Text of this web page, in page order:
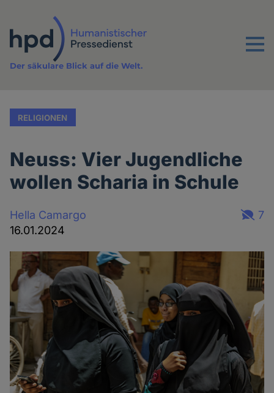
Inhalt
Menu
Der säkulare Blick auf die Welt.
RELIGIONEN
Neuss: Vier Jugendliche
wollen Scharia in Schule
Hella Camargo
16.01.2024
7